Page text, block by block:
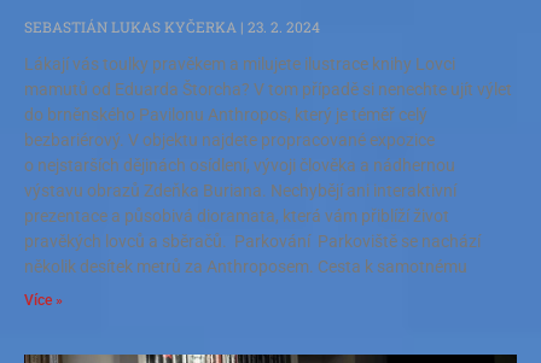
SEBASTIÁN LUKAS KYČERKA
23. 2. 2024
Lákají vás toulky pravěkem a milujete ilustrace knihy Lovci
mamutů od Eduarda Štorcha? V tom případě si nenechte ujít výlet
do brněnského Pavilonu Anthropos, který je téměř celý
bezbariérový. V objektu najdete propracované expozice
o nejstarších dějinách osídlení, vývoji člověka a nádhernou
výstavu obrazů Zdeňka Buriana. Nechybějí ani interaktivní
prezentace a působivá dioramata, která vám přiblíží život
pravěkých lovců a sběračů. Parkování Parkoviště se nachází
několik desítek metrů za Anthroposem. Cesta k samotnému
Více »